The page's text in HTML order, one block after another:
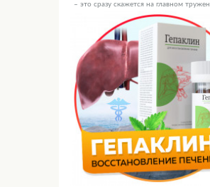
– это сразу скажется на главном